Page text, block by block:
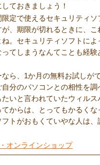
ておきましょう！
定で使えるセキュリティソ
、期限が切れるときに、こ
。セキュリティソフトによ
てしまうなんてことも経験
ら、1か月の無料お試しが
分のパソコンとの相性を調
いと言われていたウィルス
からは、とってもかるくな
トがおもくていやな人は、